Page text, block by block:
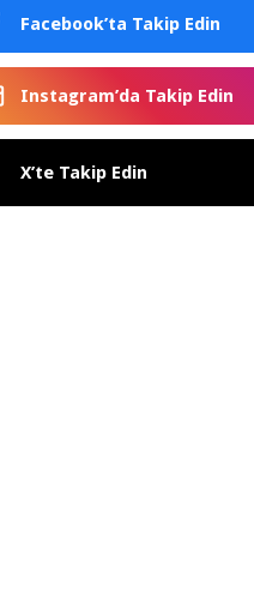
Facebook’ta Takip Edin
Instagram’da Takip Edin
X’te Takip Edin